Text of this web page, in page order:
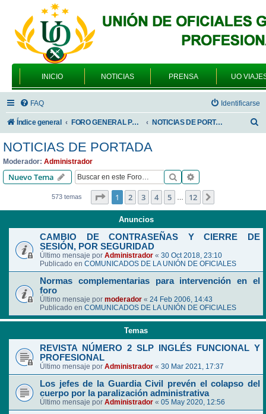
INICIO NOTICIAS PRENSA UO
FAQ Identificarse
Índice general FORO GENERAL PARA TODOS LOS USUARIOS NOTICIAS DE PORTADA
NOTICIAS DE PORTADA
Moderador: Administrador
Nuevo Tema Buscar
573 temas Página de 12
1 2 3 4 5 … 12
Anuncios
CAMBIO DE CONTRASEÑAS Y CIERRE DE
SESIÓN, POR SEGURIDAD
Último mensaje por Administrador « 30 Oct 2018, 23:10
Publicado en COMUNICADOS DE LA UNIÓN DE OFICIALES
Normas complementarias para intervención en el
foro
Último mensaje por moderador « 24 Feb 2006, 14:43
Publicado en COMUNICADOS DE LA UNIÓN DE OFICIALES
Temas
REVISTA NÚMERO 2 SLP INGLÉS FUNCIONAL Y
PROFESIONAL
Último mensaje por Administrador « 30 Mar 2021, 17:37
Los jefes de la Guardia Civil prevén el colapso del
cuerpo por la paralización administrativa
Último mensaje por Administrador « 05 May 2020, 12:56